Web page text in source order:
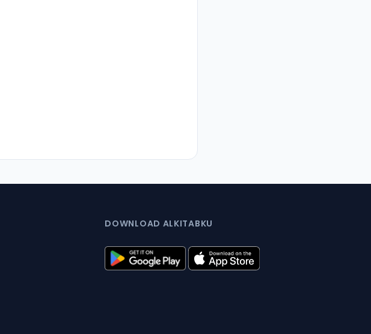
DOWNLOAD ALKITABKU